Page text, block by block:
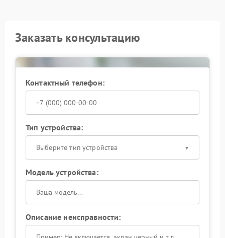
Заказать консультацию
Контактный телефон:
Тип устройства:
Выберите тип устройства
Модель устройства:
Описание неисправности: